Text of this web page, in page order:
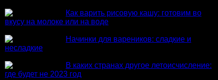
Как варить рисовую кашу: готовим во
вкусу на молоке или на воде
Начинки для вареников: сладкие и
несладкие
В каких странах другое летоисчисление:
где будет не 2023 год